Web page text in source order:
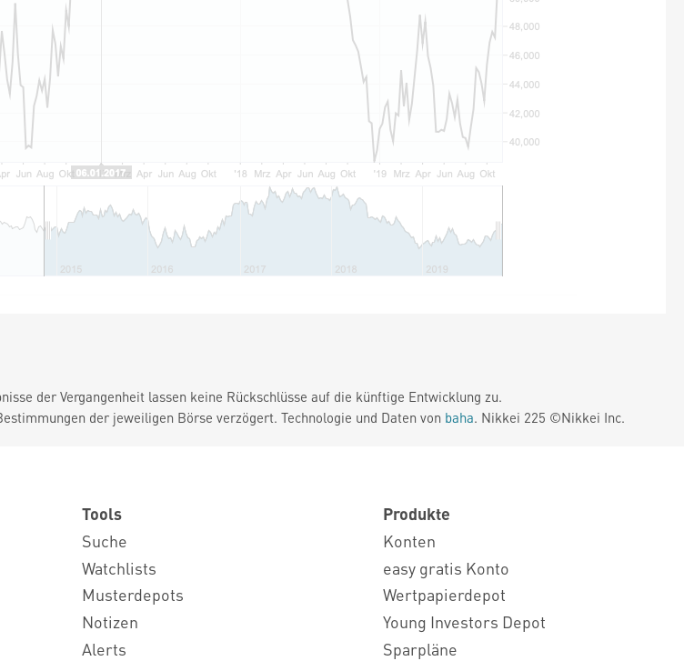
der Vergangenheit lassen keine Rückschlüsse auf die künftige Entwicklung zu.
der jeweiligen Börse verzögert. Technologie und Daten von baha. Nikkei 225 ©Nikkei Inc.
Tools
Suche
Watchlists
Musterdepots
Notizen
Alerts
Produkte
Konten
easy gratis Konto
Wertpapierdepot
Young Investors Depot
Sparpläne